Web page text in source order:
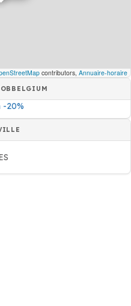
contributors, Annuaire-horaire
20%